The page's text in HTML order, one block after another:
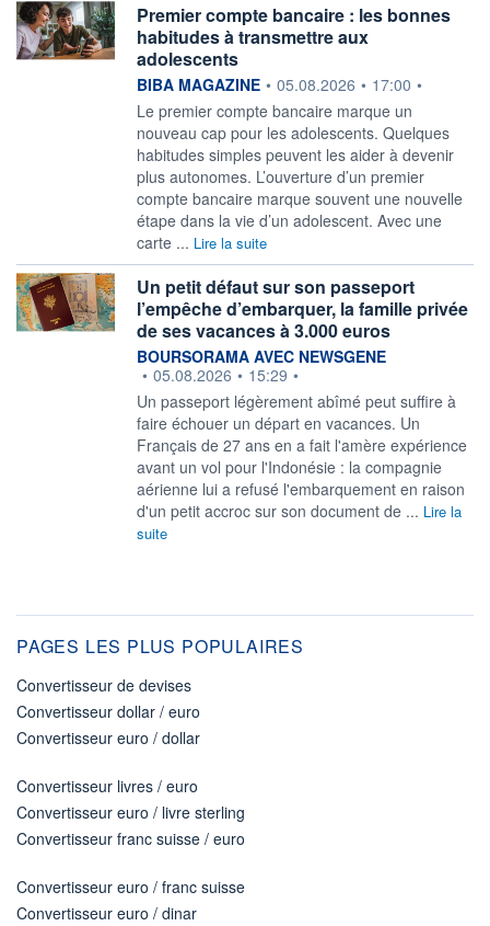
Premier compte bancaire : les bonnes
habitudes à transmettre aux
adolescents
information fournie par
BIBA MAGAZINE • 05.08.2026 • 17:00 •
Le premier compte bancaire marque un
nouveau cap pour les adolescents. Quelques
habitudes simples peuvent les aider à devenir
plus autonomes. L’ouverture d’un premier
compte bancaire marque souvent une nouvelle
étape dans la vie d’un adolescent. Avec une
carte ... Lire la suite
Un petit défaut sur son passeport
l’empêche d’embarquer, la famille privée
de ses vacances à 3.000 euros
information fournie par
BOURSORAMA AVEC NEWSGENE
• 05.08.2026 • 15:29 •
Un passeport légèrement abîmé peut suffire à
faire échouer un départ en vacances. Un
Français de 27 ans en a fait l'amère expérience
avant un vol pour l'Indonésie : la compagnie
aérienne lui a refusé l'embarquement en raison
d'un petit accroc sur son document de ... Lire la
suite
PAGES LES PLUS POPULAIRES
Convertisseur de devises
Convertisseur dollar / euro
Convertisseur euro / dollar
Convertisseur livres / euro
Convertisseur euro / livre sterling
Convertisseur franc suisse / euro
Convertisseur euro / franc suisse
Convertisseur euro / dinar